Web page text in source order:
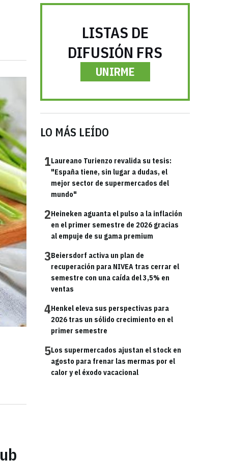
LISTAS DE
DIFUSIÓN FRS
UNIRME
LO MÁS LEÍDO
1Laureano Turienzo revalida su tesis:
"España tiene, sin lugar a dudas, el
mejor sector de supermercados del
mundo"
2Heineken aguanta el pulso a la inflación
en el primer semestre de 2026 gracias
al empuje de su gama premium
3Beiersdorf activa un plan de
recuperación para NIVEA tras cerrar el
semestre con una caída del 3,5% en
ventas
4Henkel eleva sus perspectivas para
2026 tras un sólido crecimiento en el
primer semestre
5Los supermercados ajustan el stock en
agosto para frenar las mermas por el
calor y el éxodo vacacional